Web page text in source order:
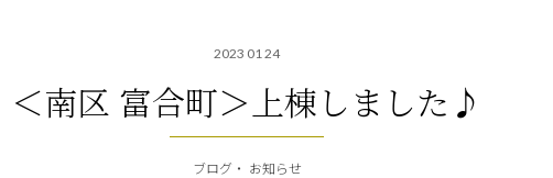
2023 01 24
＜南区 富合町＞上棟しました♪
ブログ お知らせ